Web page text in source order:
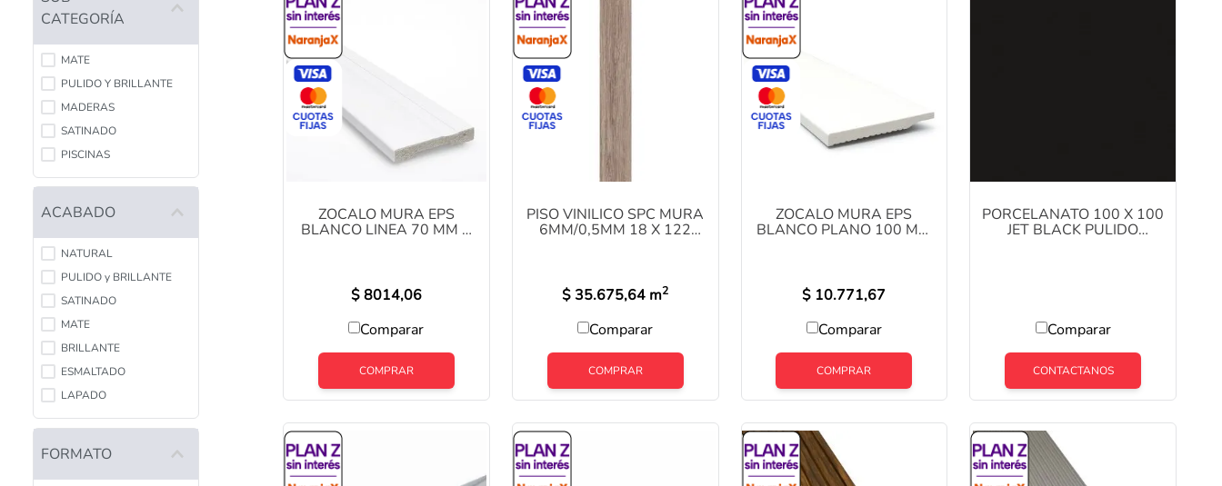
CATEGORÍA
MATE
PULIDO Y BRILLANTE
MADERAS
SATINADO
PISCINAS
ACABADO
NATURAL
PULIDO y BRILLANTE
SATINADO
MATE
BRILLANTE
ESMALTADO
LAPADO
FORMATO
ZOCALO MURA EPS
BLANCO LINEA 70 MM X
$8014,06
Comparar
COMPRAR
PISO VINILICO SPC MURA
6MM/0,5MM 18 X 122
$ 35.675,64 m2
Comparar
COMPRAR
ZOCALO MURA EPS
BLANCO PLANO 100 MM
$ 10.771,67
Comparar
COMPRAR
PORCELANATO 100 X 100
JET BLACK PULIDO
Comparar
CONTACTANOS